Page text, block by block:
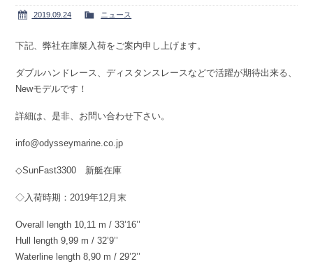
2019.09.24 ニュース
下記、弊社在庫艇入荷をご案内申し上げます。
ダブルハンドレース、ディスタンスレースなどで活躍が期待出来る、
Newモデルです！
詳細は、是非、お問い合わせ下さい。
info@odysseymarine.co.jp
◇SunFast3300 新艇在庫
◇入荷時期：2019年12月末
Overall length 10,11 m / 33’16’’
Hull length 9,99 m / 32’9’’
Waterline length 8,90 m / 29’2’’